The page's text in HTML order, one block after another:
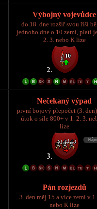
Výbojný vojevůdce
do 18. dne rozšiř svou říši
jednoho dne o 10 zemí, platí
2. 3. nebo K lize
Nečekaný výpad
první bojový přepočet (3.
útok o síle 800+ v 1. 2. 3.
lize
Pán rozjezdů
3. den měj 15 a více zemí v
nebo K lize